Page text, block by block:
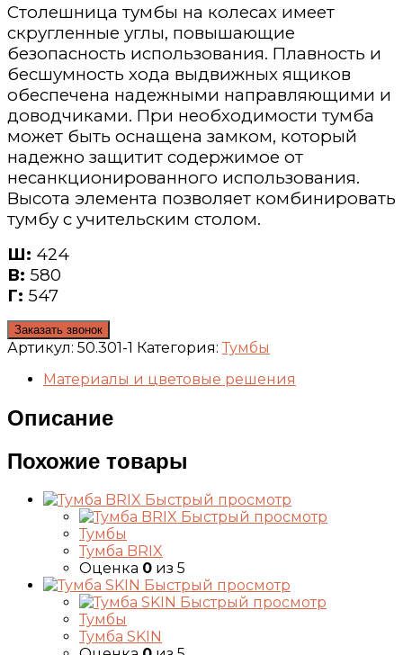
Столешница тумбы на колесах имеет
скругленные углы, повышающие
безопасность использования. Плавность и
бесшумность хода выдвижных ящиков
обеспечена надежными направляющими и
доводчиками. При необходимости тумба
может быть оснащена замком, который
надежно защитит содержимое от
несанкционированного использования.
Высота элемента позволяет комбинировать
тумбу с учительским столом.
Ш: 424
В: 580
Г: 547
Заказать звонок
Артикул: 50.301-1 Категория: Тумбы
Материалы и цветовые решения
Описание
Похожие товары
Быстрый просмотр
Быстрый просмотр
Тумбы
Тумба BRIX
Оценка 0 из 5
Быстрый просмотр
Быстрый просмотр
Тумбы
Тумба SKIN